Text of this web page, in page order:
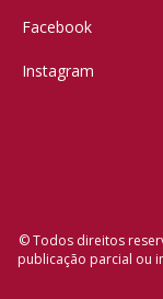
Facebook
Instagram
© Todos direitos
publicação parcial ou